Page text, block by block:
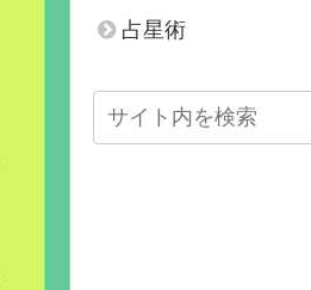
占星術